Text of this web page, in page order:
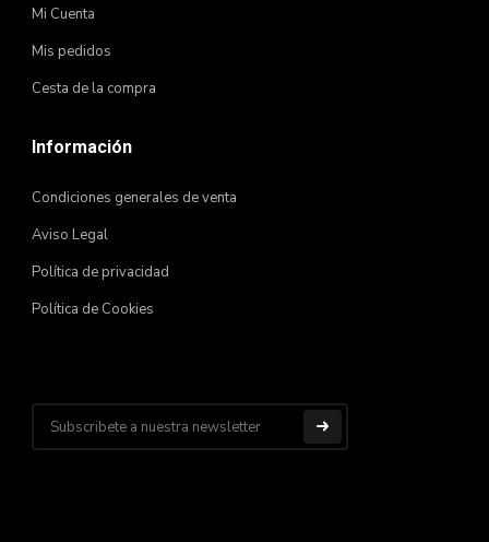
Mi Cuenta
Mis pedidos
Cesta de la compra
Información
Condiciones generales de venta
Aviso Legal
Política de privacidad
Política de Cookies